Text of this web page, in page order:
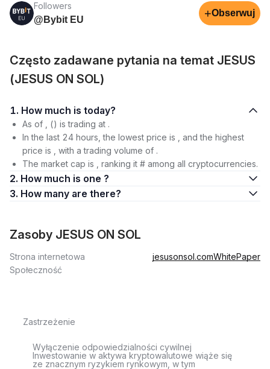
Followers
@Bybit EU
+Obserwuj
Często zadawane pytania na temat JESUS
(JESUS ON SOL)
1. How much is today?
As of , () is trading at .
In the last 24 hours, the lowest price is , and the highest
price is , with a trading volume of .
The market cap is , ranking it # among all cryptocurrencies.
2. How much is one ?
3. How many are there?
Zasoby JESUS ON SOL
Strona internetowa jesusonsol.comWhitePaper
Społeczność
Zastrzeżenie
Wyłączenie odpowiedzialności cywilnej
Inwestowanie w aktywa kryptowalutowe wiąże się
ze znacznym ryzykiem rynkowym, w tym